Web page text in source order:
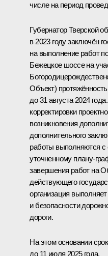
числе на период
Губернатор Тверской
в 2023 году заключён
на выполнение работ
Бежецкое шоссе на
Объект)
до 31 августа 2024
корректировки
возникновения
дополнительного
работы выполняются с
уточненному плану-
завершения работ на
действующего
организация
и безопасности
дороги.
На этом основании
до 11 июля 2025 года.